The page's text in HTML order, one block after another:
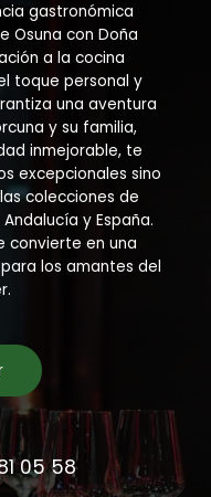
gastronómica
Osuna con Doña
a la cocina
toque personal y
una aventura
y su familia,
inmejorable, te
excepcionales sino
colecciones de
y España.
convierte en una
los amantes del
05 58